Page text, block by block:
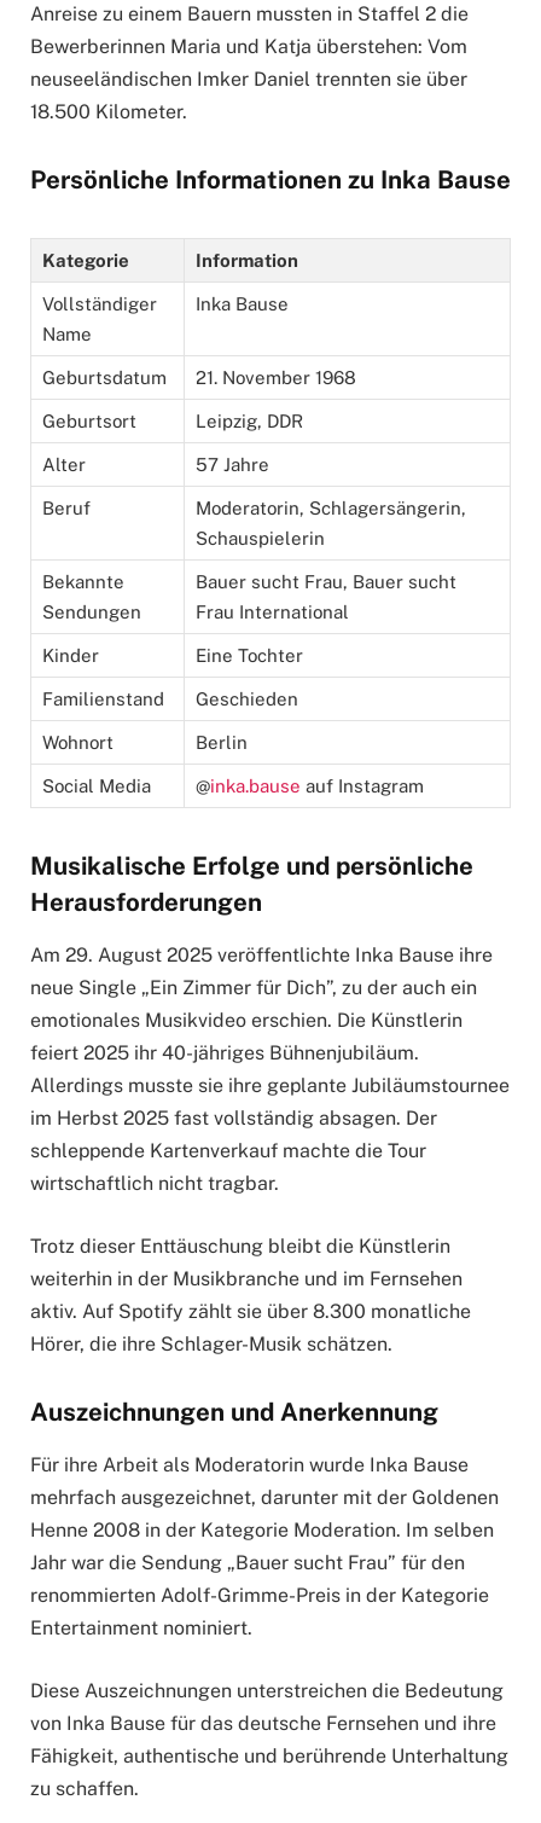
Anreise zu einem Bauern mussten in Staffel 2 die
Bewerberinnen Maria und Katja überstehen: Vom
neuseeländischen Imker Daniel trennten sie über
18.500 Kilometer.
Persönliche Informationen zu Inka Bause
Kategorie Information
Vollständiger
Name
Inka Bause
Geburtsdatum 21. November 1968
Geburtsort Leipzig, DDR
Alter 57 Jahre
Beruf
Moderatorin, Schlagersängerin,
Schauspielerin
Bekannte
Sendungen
Bauer sucht Frau, Bauer sucht
Frau International
Kinder Eine Tochter
Familienstand Geschieden
Wohnort Berlin
Social Media @inka.bause auf Instagram
Musikalische Erfolge und persönliche
Herausforderungen
Am 29. August 2025 veröffentlichte Inka Bause ihre
neue Single „Ein Zimmer für Dich”, zu der auch ein
emotionales Musikvideo erschien. Die Künstlerin
feiert 2025 ihr 40-jähriges Bühnenjubiläum.
Allerdings musste sie ihre geplante Jubiläumstournee
im Herbst 2025 fast vollständig absagen. Der
schleppende Kartenverkauf machte die Tour
wirtschaftlich nicht tragbar.
Trotz dieser Enttäuschung bleibt die Künstlerin
weiterhin in der Musikbranche und im Fernsehen
aktiv. Auf Spotify zählt sie über 8.300 monatliche
Hörer, die ihre Schlager-Musik schätzen.
Auszeichnungen und Anerkennung
Für ihre Arbeit als Moderatorin wurde Inka Bause
mehrfach ausgezeichnet, darunter mit der Goldenen
Henne 2008 in der Kategorie Moderation. Im selben
Jahr war die Sendung „Bauer sucht Frau” für den
renommierten Adolf-Grimme-Preis in der Kategorie
Entertainment nominiert.
Diese Auszeichnungen unterstreichen die Bedeutung
von Inka Bause für das deutsche Fernsehen und ihre
Fähigkeit, authentische und berührende Unterhaltung
zu schaffen.